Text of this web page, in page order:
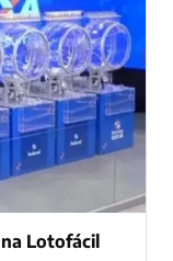
na Lotofácil